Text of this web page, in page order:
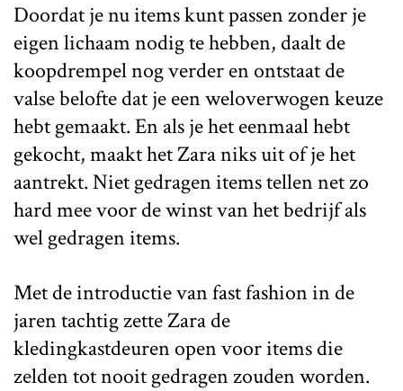
Doordat je nu items kunt passen zonder je
eigen lichaam nodig te hebben, daalt de
koopdrempel nog verder en ontstaat de
valse belofte dat je een weloverwogen keuze
hebt gemaakt. En als je het eenmaal hebt
gekocht, maakt het Zara niks uit of je het
aantrekt. Niet gedragen items tellen net zo
hard mee voor de winst van het bedrijf als
wel gedragen items.
Met de introductie van fast fashion in de
jaren tachtig zette Zara de
kledingkastdeuren open voor items die
zelden tot nooit gedragen zouden worden.